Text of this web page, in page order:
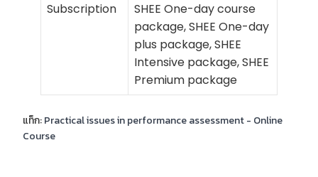
Subscription
SHEE One-day course
package, SHEE One-day
plus package, SHEE
Intensive package, SHEE
Premium package
แท็ก:Practical issues in performance assessment - Online
Course